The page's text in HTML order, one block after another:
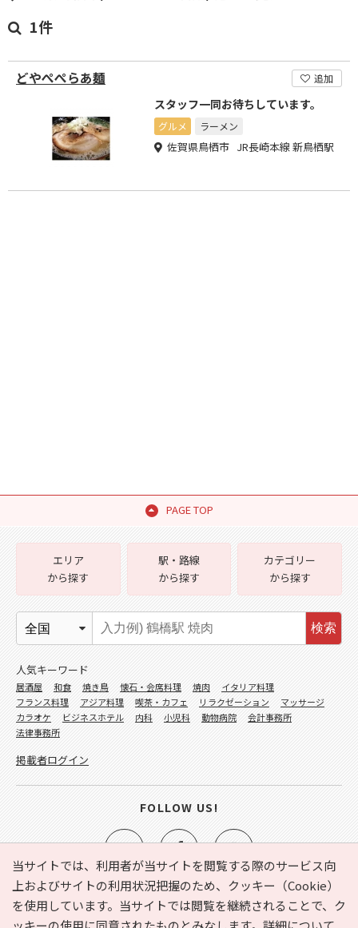
1件
どやぺぺらあ麺 追加
スタッフ一同お待ちしています。
グルメ ラーメン
佐賀県鳥栖市 JR長崎本線 新鳥栖駅
PAGE TOP
当サイトでは、利用者が当サイトを閲覧する際のサービス向
上およびサイトの利用状況把握のため、クッキー（Cookie）
を使用しています。当サイトでは閲覧を継続されることで、ク
e-NAVITA（イーナビタ）とは？ お気に入り
ヘルプ
エリア
から探す
駅・路線
から探す
カテゴリー
から探す
検索
人気キーワード
居酒屋 和食 焼き鳥 懐石・会席料理 焼肉
イタリア料理
フランス料理
アジア料理 喫茶・カフェ リラクゼーション
マッサージ
カラオケ
ビジネスホテル 内科 小児科 動物病院
会計事務所
法律事務所
掲載者ログイン
FOLLOW US!